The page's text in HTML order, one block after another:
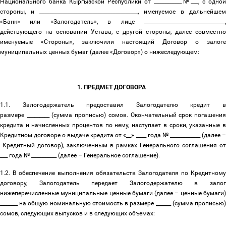
Национального банка Кыргызской Республики от ___________№___, с одной
стороны, и _______________________________________, именуемое в дальнейшем
«Банк» или «Залогодатель», в лице ________________________________,
действующего на основании Устава, с другой стороны, далее совместно
именуемые «Cтороны», заключили настоящий Договор о залоге
муниципальных ценных бумаг (далее «Договор») о нижеследующем:
1. ПРЕДМЕТ ДОГОВОРА
1.1. Залогодержатель предоставил Залогодателю кредит в
размере
_________(сумма прописью) сомов. Окончательный срок погашения
кредита и начисленных процентов по нему, наступает в сроки, указанные в
Кредитном договоре о выдаче кредита от «__» ____ года № ____________ (далее –
Кредитный договор), заключенным в рамках Генерального соглашения от
___ года № __________ (далее – Генеральное соглашение).
1.2. В обеспечение выполнения обязательств Залогодателя по Кредитному
договору, Залогодатель передает Залогодержателю в залог
нижеперечисленные муниципальные ценные бумаги (далее – ценные бумаги)
_______ на общую номинальную стоимость в размере
(сумма прописью)
сомов, следующих выпусков и в следующих объемах: